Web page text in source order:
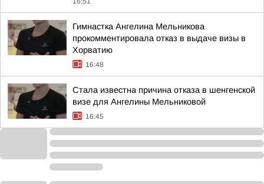
Гимнастка Ангелина Мельникова
прокомментировала отказ в выдаче визы в
Хорватию
16:48
Стала известна причина отказа в шенгенской
визе для Ангелины Мельниковой
16:45